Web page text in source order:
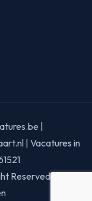
|
| Vacatures in
Reserved | Alle